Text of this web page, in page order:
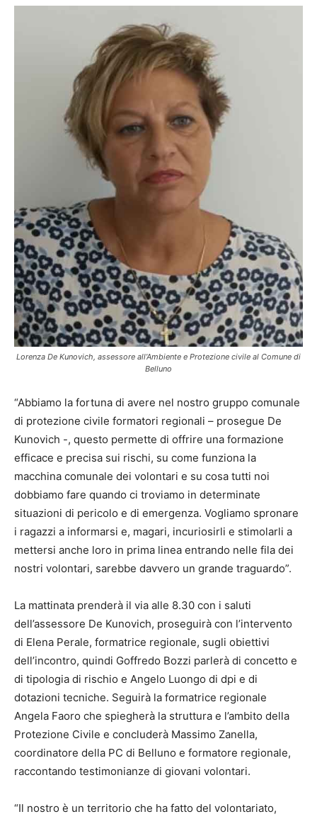
Lorenza De Kunovich, assessore all’Ambiente e Protezione civile al Comune di
Belluno
“Abbiamo la fortuna di avere nel nostro gruppo comunale
di protezione civile formatori regionali – prosegue De
Kunovich -, questo permette di offrire una formazione
efficace e precisa sui rischi, su come funziona la
macchina comunale dei volontari e su cosa tutti noi
dobbiamo fare quando ci troviamo in determinate
situazioni di pericolo e di emergenza. Vogliamo spronare
i ragazzi a informarsi e, magari, incuriosirli e stimolarli a
mettersi anche loro in prima linea entrando nelle fila dei
nostri volontari, sarebbe davvero un grande traguardo”.
La mattinata prenderà il via alle 8.30 con i saluti
dell’assessore De Kunovich, proseguirà con l’intervento
di Elena Perale, formatrice regionale, sugli obiettivi
dell’incontro, quindi Goffredo Bozzi parlerà di concetto e
di tipologia di rischio e Angelo Luongo di dpi e di
dotazioni tecniche. Seguirà la formatrice regionale
Angela Faoro che spiegherà la struttura e l’ambito della
Protezione Civile e concluderà Massimo Zanella,
coordinatore della PC di Belluno e formatore regionale,
raccontando testimonianze di giovani volontari.
“Il nostro è un territorio che ha fatto del volontariato,